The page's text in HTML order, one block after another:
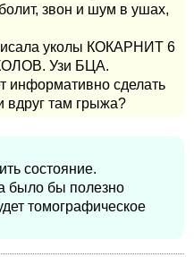
звон и шум в ушах,
уколы КОКАРНИТ 6
Узи БЦА.
информативно сделать
вдруг там грыжа?
состояние.
было бы полезно
томографическое